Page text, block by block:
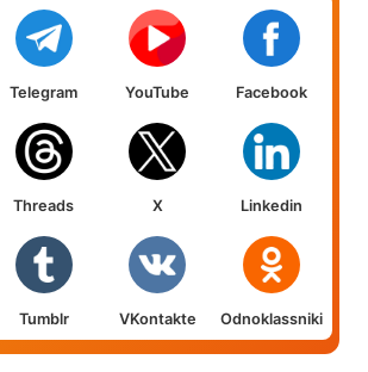
Telegram YouTube Facebook
Threads X Linkedin
Tumblr VKontakte Odnoklassniki